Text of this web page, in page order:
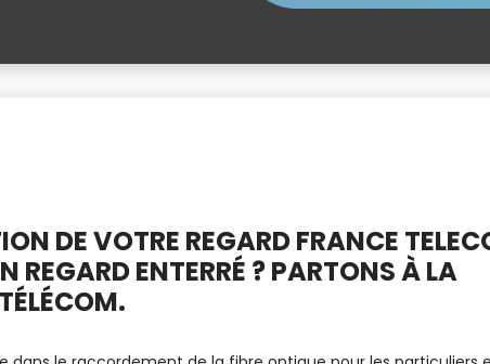
DE VOTRE REGARD FRANCE
ENTERRÉ ? PARTONS À LA